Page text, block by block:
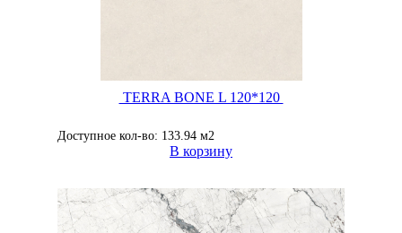
TERRA BONE L 120*120
Доступное кол-во: 133.94 м2
В корзину